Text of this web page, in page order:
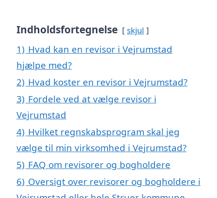
Indholdsfortegnelse skjul
1) Hvad kan en revisor i Vejrumstad
hjælpe med?
2) Hvad koster en revisor i Vejrumstad?
3) Fordele ved at vælge revisor i
Vejrumstad
4) Hvilket regnskabsprogram skal jeg
vælge til min virksomhed i Vejrumstad?
5) FAQ om revisorer og bogholdere
6) Oversigt over revisorer og bogholdere i